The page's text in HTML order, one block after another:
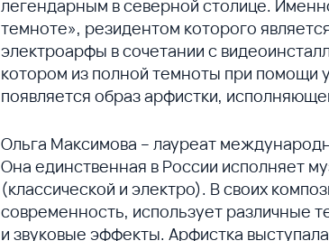
легендарным в северной столице.
темноте», резидентом которого
электроарфы в сочетании с
котором из полной темноты при помощи
появляется образ арфистки,
Ольга Максимова – лауреат
Она единственная в России исполняет
(классической и электро). В своих
современность, использует различные
и звуковые эффекты. Арфистка